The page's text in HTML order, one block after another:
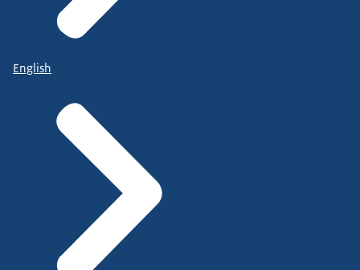
English